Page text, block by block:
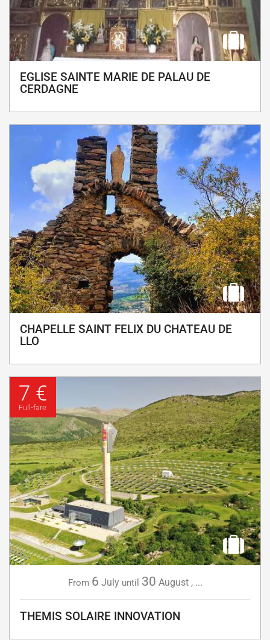
EGLISE SAINTE MARIE DE PALAU DE
CERDAGNE
CHAPELLE SAINT FELIX DU CHATEAU DE
LLO
7 €
Full-fare
From 6 July until 30 August, ...
THEMIS SOLAIRE INNOVATION